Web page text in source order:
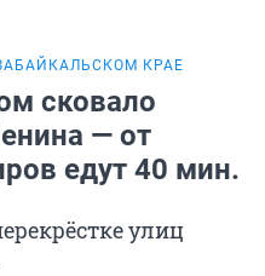
КРАЕ
сковало
— от
едут 40 мин.
улиц